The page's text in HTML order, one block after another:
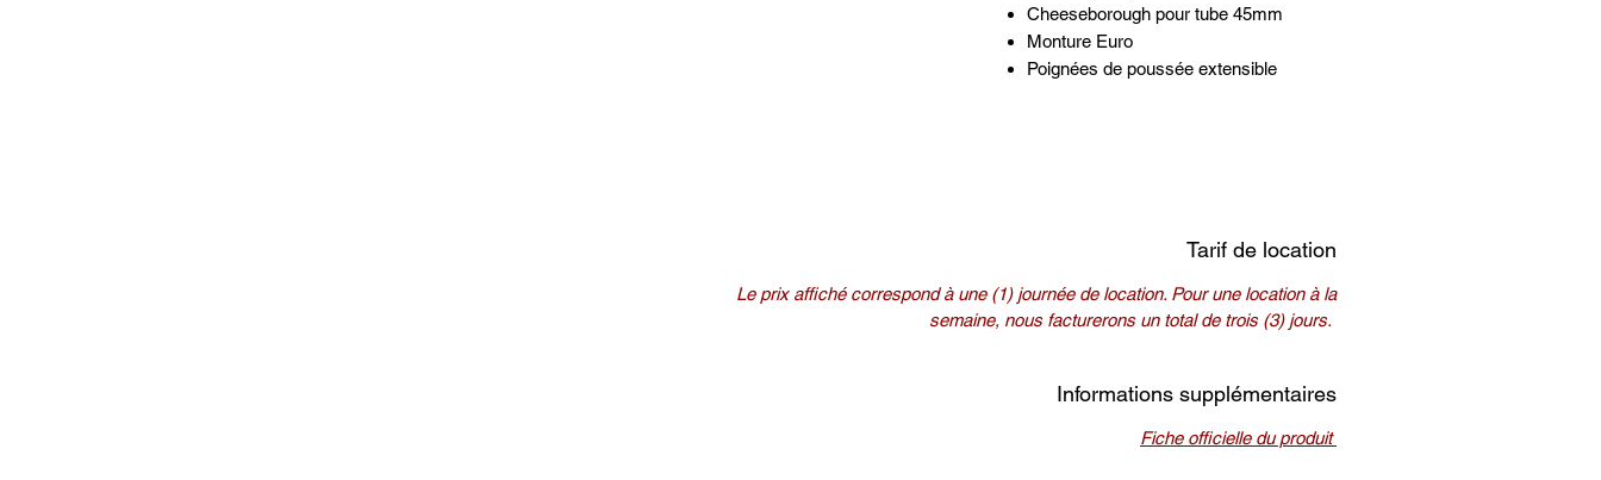
Cheeseborough pour tube 45mm
Monture Euro
Poignées de poussée extensible
Tarif de location
Le prix affiché correspond à une (1) journée de location. Pour une location à la
semaine, nous facturerons un total de trois (3) jours.
Informations supplémentaires
Fiche officielle du produit